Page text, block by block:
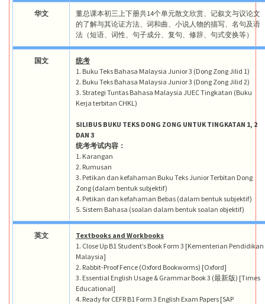
华文
董总课本初三上下册共14个单元散文欣赏、记叙文与议论文
的了解与其论证方法、词和曲、小说人物的描写、名句及语
法（短语、词性、句子成分、复句、修辞、句式变换等）
国文
统考
1. Buku Teks Bahasa Malaysia Junior 3 (Dong Zong Jilid 1)
2. Buku Teks Bahasa Malaysia Junior 3 (Dong Zong Jilid 2)
3. Strategi Tuntas Bahasa Malaysia JUEC Tingkatan (Buku
Kerja terbitan CHKL)
SILIBUS BUKU TEKS DONG ZONG UNTUK TINGKATAN 1, 2
DAN 3
统考考试内容：
1. Karangan
2. Rumusan
3. Petikan dan kefahaman Buku Teks Junior Terbitan Dong
Zong (dalam bentuk subjektif)
4. Petikan dan kefahaman Bebas (dalam bentuk subjektif)
5. Sistem Bahasa (soalan dalam bentuk soalan objektif)
英文
Textbooks and Workbooks
1. Close Up B1 Student’s Book Form 3 [Kementerian Pendidikan
Malaysia]
2. Rabbit-Proof Fence (Oxford Bookworms) [Oxford]
3. Essential English Usage & Grammar Book 3 (最新版) [Times
Educational]
4. Ready for CEFR B1 Form 3 English Exam Papers [SAP